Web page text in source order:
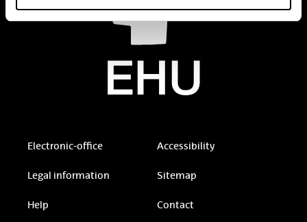
Electronic-office Accessibility
Legal information Sitemap
Help Contact